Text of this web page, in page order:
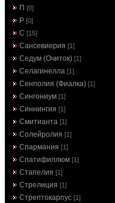
П [0]
Р [0]
С [15]
Сансевиерия [1]
Седум (Очиток) [1]
Селагинелла [1]
Сенполия (Фиалка) [1]
Сингониум [1]
Синнингия [1]
Смитианта [1]
Солейролия [1]
Спармания [1]
Спатифиллюм [1]
Стапелия [1]
Стрелиция [1]
Стрептокарпус [1]